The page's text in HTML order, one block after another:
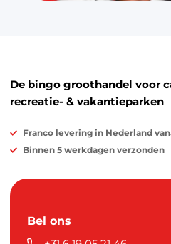
De bingo groothandel voor
recreatie- & vakantieparken
Franco levering in Nederland
Binnen 5 werkdagen verzonden
Bel ons